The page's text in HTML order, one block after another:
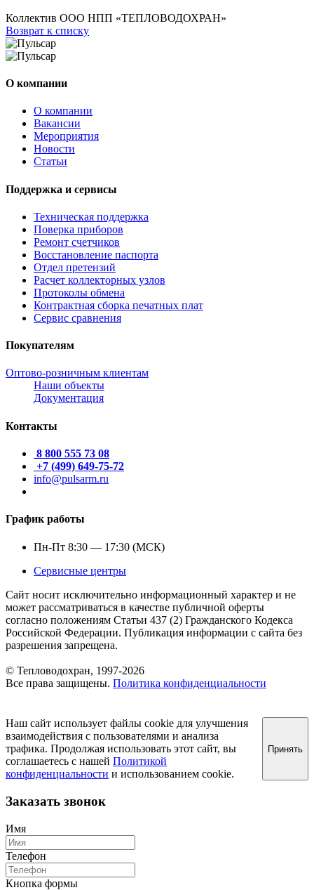
Коллектив ООО НПП «ТЕПЛОВОДОХРАН»
Возврат к списку
О компании
О компании
Вакансии
Мероприятия
Новости
Статьи
Поддержка и сервисы
Техническая поддержка
Поверка приборов
Ремонт счетчиков
Восстановление паспорта
Отдел претензий
Расчет коллекторных узлов
Протоколы обмена
Контрактная сборка печатных плат
Сервис сравнения
Покупателям
Оптово-розничным клиентам
Наши объекты
Документация
Контакты
8 800 555 73 08
+7 (499) 649-75-72
info@pulsarm.ru
График работы
Пн-Пт 8:30 — 17:30 (МСК)
Сервисные центры
Сайт носит исключительно информационный характер и не
может рассматриваться в качестве публичной оферты
согласно положениям Статьи 437 (2) Гражданского Кодекса
Российской Федерации. Публикация информации с сайта без
разрешения запрещена.
© Тепловодохран, 1997-2026
Все права защищены. Политика конфиденциальности
Наш сайт использует файлы cookie для улучшения
взаимодействия с пользователями и анализа
трафика. Продолжая использовать этот сайт, вы
соглашаетесь с нашей Политикой
конфиденциальности и использованием cookie.
Принять
Заказать звонок
Имя
Телефон
Кнопка формы